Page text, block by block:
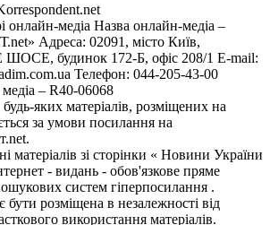
онлайн-медіа Назва онлайн-медіа –
Адреса: 02091, місто Київ,
будинок 172-Б, офіс 208/1 E-mail:
Телефон: 044-205-43-00
медіа – R40-06068
яких матеріалів, розміщених на
за умови посилання на
матеріалів зі сторінки « Новини України
- видань - обов'язкове пряме
систем гіперпосилання .
розміщена в незалежності від
використання матеріалів.